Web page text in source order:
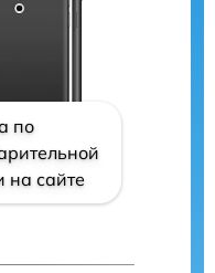
по
на сайте